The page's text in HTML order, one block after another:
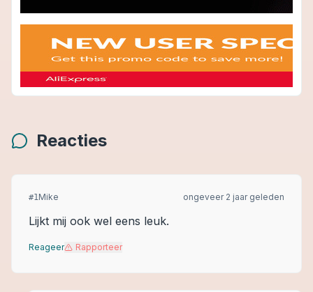
Reacties
#1Mike ongeveer 2 jaar geleden
Lijkt mij ook wel eens leuk.
Reageer Rapporteer